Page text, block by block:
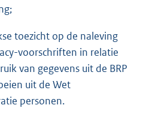
toezicht op de naleving
voorschriften in relatie
van gegevens uit de BRP
uit de Wet
personen.